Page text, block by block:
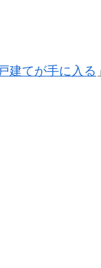
建てが手に入る